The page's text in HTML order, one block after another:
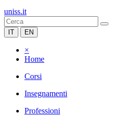
uniss.it
IT EN
×
Home
Corsi
Insegnamenti
Professioni